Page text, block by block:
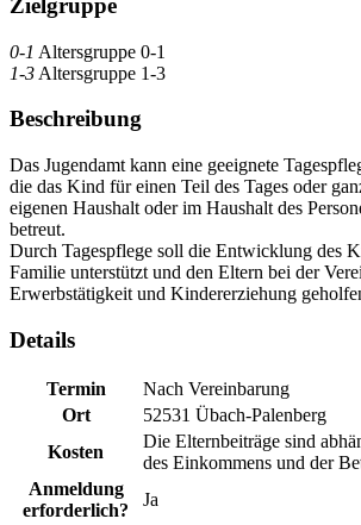
Zielgruppe
0-1 Altersgruppe 0-1
1-3 Altersgruppe 1-3
Beschreibung
Das Jugendamt kann eine geeignete
die das Kind für einen Teil des Tages oder
eigenen Haushalt oder im Haushalt des
betreut.
Durch Tagespflege soll die Entwicklung des
Familie unterstützt und den Eltern bei der
Erwerbstätigkeit und Kindererziehung
Details
Termin
Nach Vereinbarung
Ort
52531 Übach-Palenberg
Kosten
Die Elternbeiträge sind
des Einkommens und der
Anmeldung
erforderlich?
Ja